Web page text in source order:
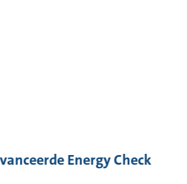
Energy Check